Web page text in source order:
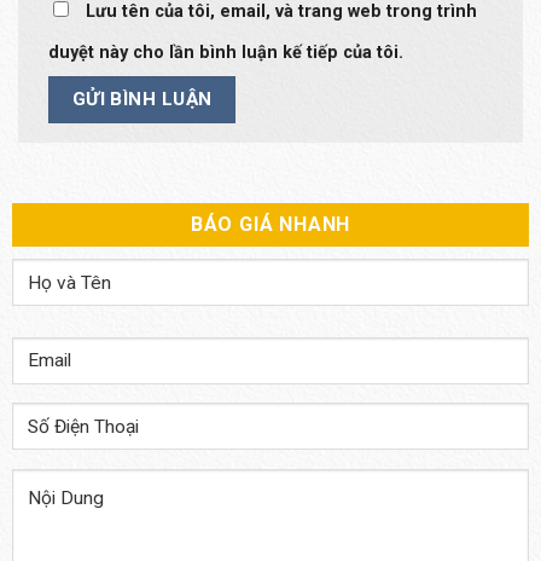
Lưu tên của tôi, email, và trang web trong trình
duyệt này cho lần bình luận kế tiếp của tôi.
BÁO GIÁ NHANH